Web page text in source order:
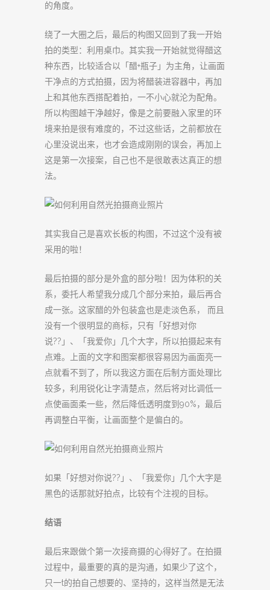
的角度。
绕了一大圈之后，最后的构图又回到了我一开始
拍的类型：利用桌巾。其实我一开始就觉得醋这
种东西，比较适合以「醋+瓶子」为主角，让画面
干净点的方式拍摄，因为将醋装进容器中，再加
上和其他东西搭配着拍，一不小心就沦为配角。
所以构图越干净越好，像是之前要融入家里的环
境来拍是很有难度的，不过这些话，之前都放在
心里没说出来，也才会造成刚刚的误会，再加上
这是第一次接案，自己也不是很敢表达真正的想
法。
其实我自己是喜欢长板的构图，不过这个没有被
采用的啦！
最后拍摄的部分是外盒的部分啦！因为体积的关
系，委托人希望我分成几个部分来拍，最后再合
成一张。这家醋的外包装盒也是走淡色系， 而且
没有一个很明显的商标，只有「好想对你
说??」、「我爱你」几个大字，所以拍摄起来有
点难。上面的文字和图案都很容易因为画面亮一
点就看不到了，所以我这方面在后制方面处理比
较多，利用锐化让字清楚点，然后将对比调低一
点使画面柔一些，然后降低透明度到90%，最后
再调整白平衡，让画面整个是偏白的。
如果「好想对你说??」、「我爱你」几个大字是
黑色的话那就好拍点，比较有个注视的目标。
结语
最后来跟做个第一次接商摄的心得好了。在拍摄
过程中，最重要的真的是沟通，如果少了这个，
只一t的拍自己想要的、坚持的，这样当然是无法